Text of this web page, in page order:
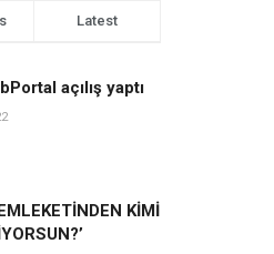
Latest
açılış yaptı
KİMİ